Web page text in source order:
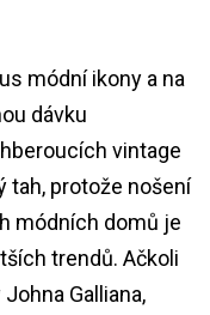
módní ikony a na
dávku
vintage
tah, protože nošení
módních domů je
trendů. Ačkoli
Galliana,